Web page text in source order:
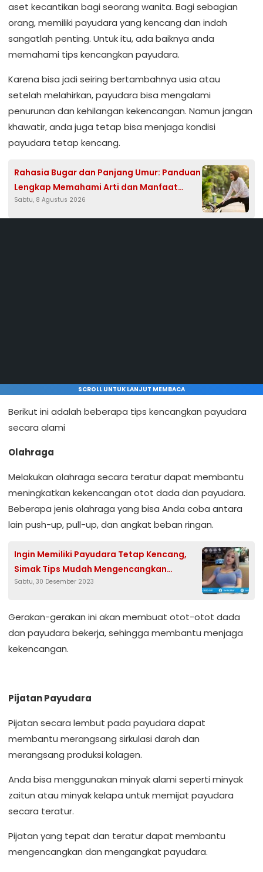
aset kecantikan bagi seorang wanita. Bagi sebagian
orang, memiliki payudara yang kencang dan indah
sangatlah penting. Untuk itu, ada baiknya anda
memahami tips kencangkan payudara.
Karena bisa jadi seiring bertambahnya usia atau
setelah melahirkan, payudara bisa mengalami
penurunan dan kehilangan kekencangan. Namun jangan
khawatir, anda juga tetap bisa menjaga kondisi
payudara tetap kencang.
Rahasia Bugar dan Panjang Umur: Panduan
Lengkap Memahami Arti dan Manfaat
Gaya Hidup Sehat
Sabtu, 8 Agustus 2026
SCROLL UNTUK LANJUT MEMBACA
Berikut ini adalah beberapa tips kencangkan payudara
secara alami
Olahraga
Melakukan olahraga secara teratur dapat membantu
meningkatkan kekencangan otot dada dan payudara.
Beberapa jenis olahraga yang bisa Anda coba antara
lain push-up, pull-up, dan angkat beban ringan.
Ingin Memiliki Payudara Tetap Kencang,
Simak Tips Mudah Mengencangkan
Payudara Secara Alami Berikut
Sabtu, 30 Desember 2023
Gerakan-gerakan ini akan membuat otot-otot dada
dan payudara bekerja, sehingga membantu menjaga
kekencangan.
Pijatan Payudara
Pijatan secara lembut pada payudara dapat
membantu merangsang sirkulasi darah dan
merangsang produksi kolagen.
Anda bisa menggunakan minyak alami seperti minyak
zaitun atau minyak kelapa untuk memijat payudara
secara teratur.
Pijatan yang tepat dan teratur dapat membantu
mengencangkan dan mengangkat payudara.